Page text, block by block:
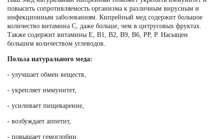
повысить сопротивляемость организма к различным вирусным и
инфекционным заболеваниям. Кипрейный мед содержит большое
количество витамина С, даже больше, чем в цитрусовых фруктах.
Также содержит витамины E, B1, B2, B9, B6, PP, P. Насыщен
большим количеством углеводов.
Польза натурального меда:
- улучшает обмен веществ,
- укрепляет иммунитет,
- усиливает пищеварение,
- возбуждает аппетит,
- повышает гемоглобин,